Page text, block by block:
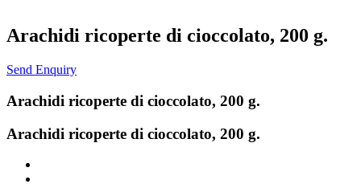
Arachidi ricoperte di cioccolato, 200 g.
Send Enquiry
Arachidi ricoperte di cioccolato, 200 g.
Arachidi ricoperte di cioccolato, 200 g.